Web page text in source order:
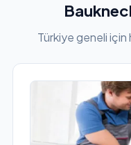
Türkiye geneli için